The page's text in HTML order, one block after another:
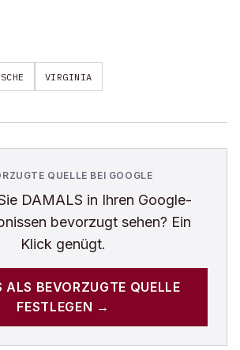
VIRGINIA
QUELLE BEI GOOGLE
DAMALS in Ihren Google-
bevorzugt sehen? Ein
Klick genügt.
ALS BEVORZUGTE QUELLE
FESTLEGEN →